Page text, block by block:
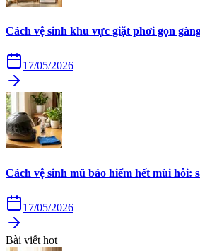
Cách vệ sinh khu vực giặt phơi gọn
17/05/2026
Cách vệ sinh mũ bảo hiểm hết mùi hôi:
17/05/2026
Bài viết hot